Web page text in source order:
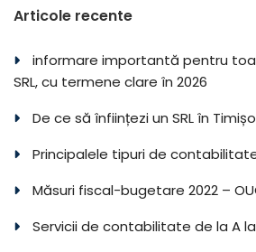
Articole recente
informare importantă pentru
SRL, cu termene clare în 2026
De ce să înființezi un SRL în
Principalele tipuri de
Măsuri fiscal-bugetare 2022 –
Servicii de contabilitate de la A